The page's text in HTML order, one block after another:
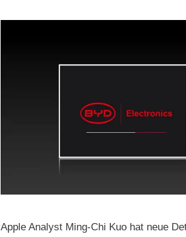
Apple Analyst Ming-Chi Kuo hat neue